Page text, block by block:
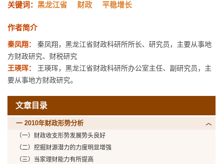
关键词： 黑龙江省 财政 平稳增长
作者简介
秦凤翔：
秦凤翔，黑龙江省财政科研所所长、研究员，主要从事地
方财政研究、财税研究
王瑛珲：
王瑛珲，黑龙江省财政科研所办公室主任、副研究员，主
要从事地方财政研究。
文章目录
一 2010年财政形势分析
（一）财政收支形势发展势头良好
（二）挖掘财源潜力的力度明显增强
（三）当家理财能力有所提高